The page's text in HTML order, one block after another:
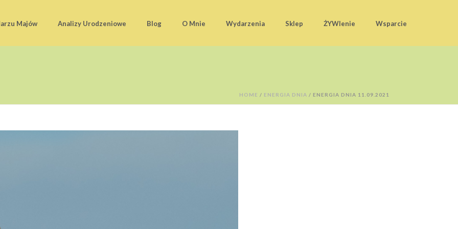
Majów Analizy Urodzeniowe Blog O Mnie Wydarzenia Sklep ŻYWIenie Wsparcie
HOME / ENERGIA DNIA / ENERGIA DNIA 11.09.2021